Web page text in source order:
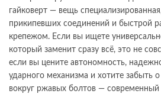
гайковерт — вещь
прикипевших соединений и быстрой
крепежом. Если вы ищете
который заменит сразу всё, это не
если вы цените автономность,
ударного механизма и хотите забыть
вокруг ржавых болтов — современный